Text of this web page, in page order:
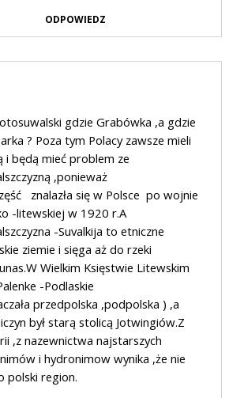
ODPOWIEDZ
gdzie Grabówka ,a gdzie
? Poza tym Polacy zawsze mieli
i będą mieć problem ze
,ponieważ
znalazła się w Polsce po wojnie
-litewskiej w 1920 r.A
-Suvalkija to etniczne
ziemie i sięga aż do rzeki
Wielkim Księstwie Litewskim
-Podlaskie
przedpolska ,podpolska ) ,a
był starą stolicą Jotwingiów.Z
,z nazewnictwa najstarszych
i hydronimow wynika ,że nie
polski region.